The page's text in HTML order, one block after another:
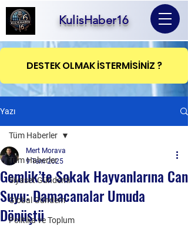
KulisHaber16
DESTEK OLMAK İSTERMİSİNİZ ?
Yazı
Tüm Haberler
Siyaset Gündemi
Global Gündem
Politika ve Toplum
Tüm Haberler
Gemlik’te Sokak Hayvanlarına Can
Suyu: Damacanalar Umuda
Dönüştü
Mert Morava
9 Tem 2025